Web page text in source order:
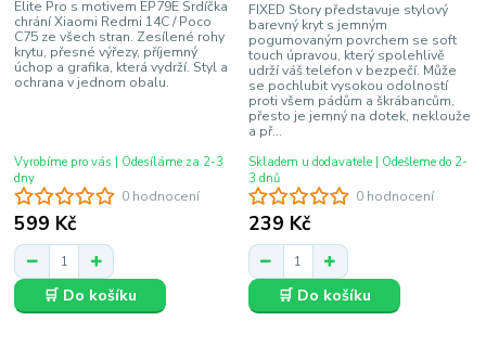
0 hodnocení
Elite Pro s motivem EP79E Srdíčka
chrání Xiaomi Redmi 14C / Poco
C75 ze všech stran. Zesílené rohy
krytu, přesné výřezy, příjemný
úchop a grafika, která vydrží. Styl a
ochrana v jednom obalu.
599 Kč
Vyrobíme pro vás | Odesíláme za 2-3
dny
🛒 Do košíku
0 hodnocení
FIXED Story představuje stylový
barevný kryt s jemným
pogumovaným povrchem se soft
touch úpravou, který spolehlivě
udrží váš telefon v bezpečí. Může
se pochlubit vysokou odolností
proti všem pádům a škrábancům,
přesto je jemný na dotek, neklouže
a př...
239 Kč
Skladem u dodavatele | Odešleme do 2-
3 dnů
🛒 Do košíku